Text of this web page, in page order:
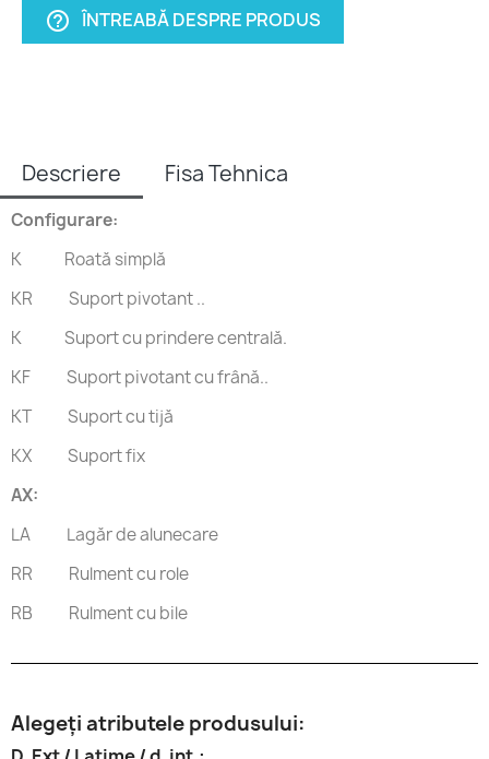
help_outline ÎNTREABĂ DESPRE PRODUS
Descriere Fisa Tehnica
Configurare:
K
Roată simplă
KR
Suport pivotant..
K
Suport cu prindere centrală.
KF
Suport pivotant cu frână..
KT
Suport cu tijă
KX
Suport fix
AX:
LA
Lagăr de alunecare
RR Rulment cu role
RB Rulment cu bile
Alegeți atributele produsului: